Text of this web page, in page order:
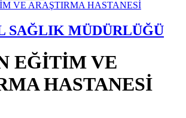
SAĞLIK MÜDÜRLÜĞÜ
EĞİTİM VE
HASTANESİ